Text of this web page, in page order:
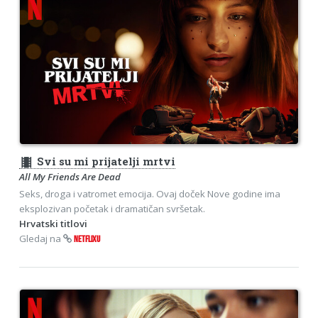
theaters Svi su mi prijatelji mrtvi
All My Friends Are Dead
Seks, droga i vatromet emocija. Ovaj doček Nove godine ima
eksplozivan početak i dramatičan svršetak.
Hrvatski titlovi
Gledaj na
NETFLIXU